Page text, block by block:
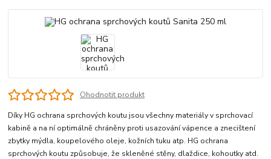
Ohodnotit produkt
Díky HG ochrana sprchových koutu jsou všechny materiály v sprchovací
kabině a na ní optimálně chráněny proti usazování vápence a znecištení
zbytky mýdla, koupelového oleje, kožních tuku atp. HG ochrana
sprchových koutu způsobuje, že skleněné stěny, dlaždice, kohoutky atd.